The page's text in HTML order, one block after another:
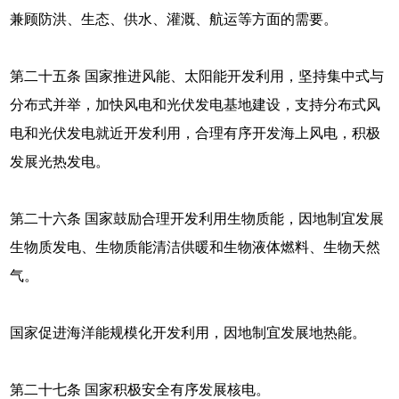
兼顾防洪、生态、供水、灌溉、航运等方面的需要。
第二十五条 国家推进风能、太阳能开发利用，坚持集中式与
分布式并举，加快风电和光伏发电基地建设，支持分布式风
电和光伏发电就近开发利用，合理有序开发海上风电，积极
发展光热发电。
第二十六条 国家鼓励合理开发利用生物质能，因地制宜发展
生物质发电、生物质能清洁供暖和生物液体燃料、生物天然
气。
国家促进海洋能规模化开发利用，因地制宜发展地热能。
第二十七条 国家积极安全有序发展核电。